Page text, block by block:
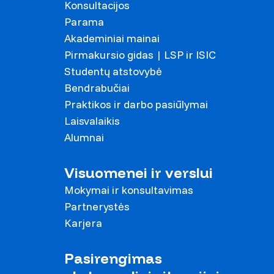
Konsultacijos
Parama
Akademiniai mainai
Pirmakursio gidas | LSP ir ISIC
Studentų atstovybė
Bendrabučiai
Praktikos ir darbo pasiūlymai
Laisvalaikis
Alumnai
Visuomenei ir verslui
Mokymai ir konsultavimas
Partnerystės
Karjera
Pasirengimas